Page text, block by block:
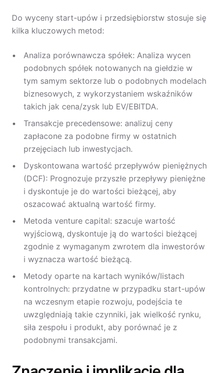
Do wyceny start-upów i przedsiębiorstw stosuje się
kilka kluczowych metod:
Analiza porównawcza spółek: Analiza wycen
podobnych spółek notowanych na giełdzie w
tym samym sektorze lub o podobnych modelach
biznesowych, z wykorzystaniem wskaźników
takich jak cena/zysk lub EV/EBITDA.
Transakcje precedensowe: analizuj ceny
zapłacone za podobne firmy w ostatnich
przejęciach lub inwestycjach.
Dyskontowana wartość przepływów pieniężnych
(DCF): Prognozuje przyszłe przepływy pieniężne
i dyskontuje je do wartości bieżącej, aby
oszacować aktualną wartość firmy.
Metoda venture capital: szacuje wartość
wyjściową, dyskontuje ją do wartości bieżącej
zgodnie z wymaganym zwrotem dla inwestorów
i wyznacza wartość bieżącą.
Metody oparte na kartach wyników/listach
kontrolnych: przydatne w przypadku start-upów
na wczesnym etapie rozwoju, podejścia te
uwzględniają takie czynniki, jak wielkość rynku,
siła zespołu i produkt, aby porównać je z
podobnymi transakcjami.